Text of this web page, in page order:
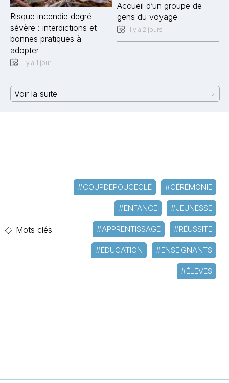
Risque incendie degré
sévère : interdictions et
bonnes pratiques à
adopter
Il y a 1 jour
Accueil d’un groupe de
gens du voyage
Il y a 2 jours
Voir la suite
Mots clés
#COUPDEPOUCECLÉ #CÉRÉMONIE
#ENFANCE #JEUNESSE
#APPRENTISSAGE #RÉUSSITE
#ÉDUCATION #ENSEIGNANTS
#ÉLÈVES